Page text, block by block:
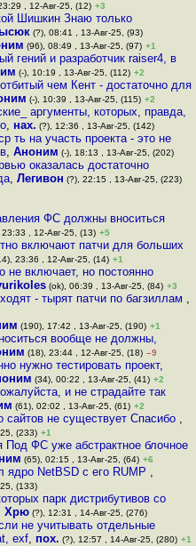
, 12-Авг-25, (12) +3
Шишкин Знаю только
(?), 08:41 , 13-Авг-25, (93)
(96), 08:49 , 13-Авг-25, (97) +1
гений и разработчик raiser4, в
(-), 10:19 , 13-Авг-25, (112) +2
чем Кент - достаточно для
(-), 10:39 , 13-Авг-25, (115) +2
аргументы, которых, правда,
, нах. (?), 12:36 , 13-Авг-25, (142)
ть на участь проекта - это не
, Аноним (-), 18:13 , 13-Авг-25, (202)
оказалась достаточно
,Легивон (?), 22:15 , 13-Авг-25, (223)
ФС должны вноситься
23:33 , 12-Авг-25, (13) +5
включают патчи для больших
23:36 , 12-Авг-25, (14) +1
не включает, но постоянно
(ok), 06:39 , 13-Авг-25, (84) +3
- тырят патчи по багзиллам ,
(190), 17:42 , 13-Авг-25, (190) +1
вообще не должны,
(18), 23:44 , 12-Авг-25, (18) –9
нужно тестировать проект,
(34), 00:22 , 13-Авг-25, (41) +2
и не страдайте так
(61), 02:02 , 13-Авг-25, (61) +2
сайтов не существует Спасибо ,
(233) +1
Под ФС уже абстрактное блочное
(65), 02:15 , 13-Авг-25, (64) +6
NetBSD с его RUMP ,
(133)
парк дистрибутивов со
Хрю (?), 12:31 , 14-Авг-25, (276)
не учитывать отдельные
exf, пох. (?), 12:57 , 14-Авг-25, (280) +1